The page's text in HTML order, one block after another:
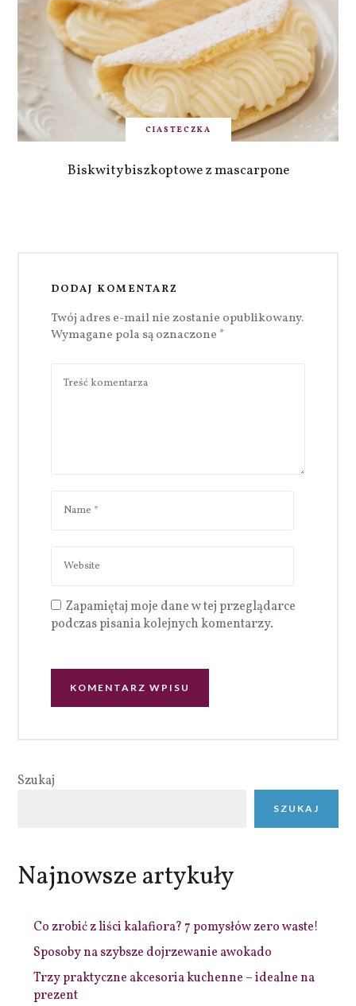
CIASTECZKA
Biskwity biszkoptowe z mascarpone
DODAJ KOMENTARZ
Twój adres e-mail nie zostanie opublikowany.
Wymagane pola są oznaczone *
Zapamiętaj moje dane w tej przeglądarce
podczas pisania kolejnych komentarzy.
Szukaj
SZUKAJ
Najnowsze artykuły
Co zrobić z liści kalafiora? 7 pomysłów zero waste!
Sposoby na szybsze dojrzewanie awokado
Trzy praktyczne akcesoria kuchenne – idealne na
prezent